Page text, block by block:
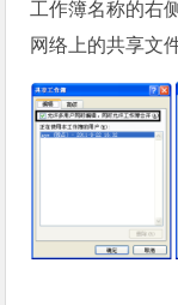
工作簿名称的右
网络上的共享文